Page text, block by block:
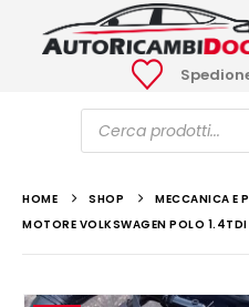
Ricerca
prodotti
HOME SHOP MECCANICA E
MOTORE VOLKSWAGEN POLO